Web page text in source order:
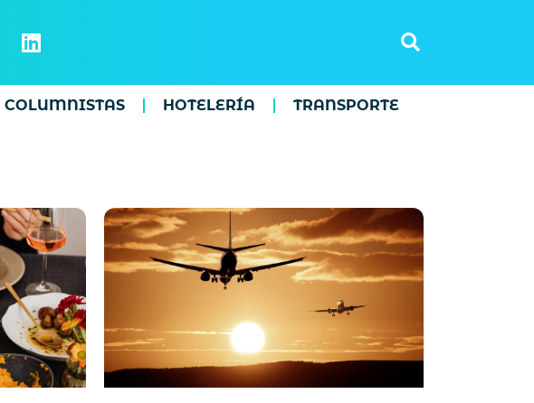
COLUMNISTAS HOTELERÍA TRANSPORTE